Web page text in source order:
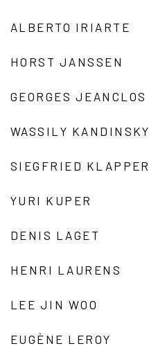
ALBERTO IRIARTE
HORST JANSSEN
GEORGES JEANCLOS
WASSILY KANDINSKY
SIEGFRIED KLAPPER
YURI KUPER
DENIS LAGET
HENRI LAURENS
LEE JIN WOO
EUGÈNE LEROY